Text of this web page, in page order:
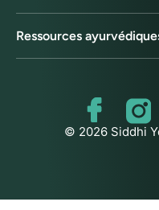
Ressources
© 2026 Siddhi